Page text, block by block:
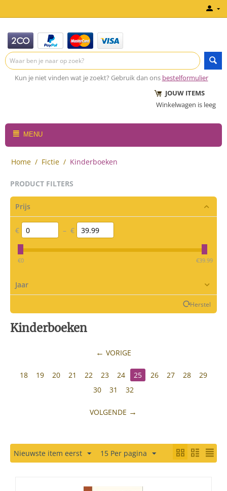
Kun je niet vinden wat je zoekt? Gebruik dan ons bestelformulier
JOUW ITEMS
Winkelwagen is leeg
MENU
Home / Fictie / Kinderboeken
PRODUCT FILTERS
Prijs
€ – €
‎€0 ‎€39.99
Jaar
Herstel
Kinderboeken
VORIGE
18 19 20 21 22 23 24 25 26 27 28
29
30
31 32
VOLGENDE
Nieuwste item eerst 15 Per pagina